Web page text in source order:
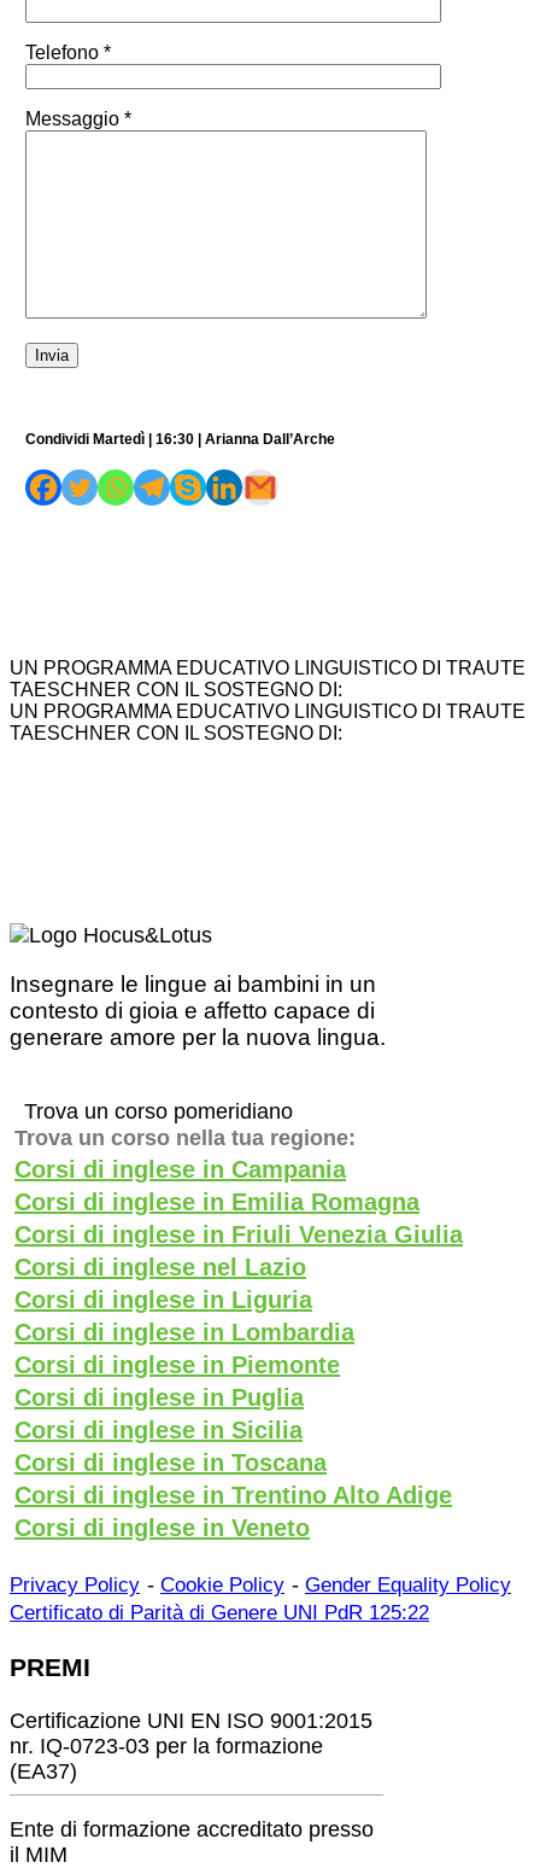
Telefono *
Messaggio *
Condividi Martedì | 16:30 | Arianna Dall’Arche
UN PROGRAMMA EDUCATIVO LINGUISTICO DI TRAUTE
TAESCHNER CON IL SOSTEGNO DI:
UN PROGRAMMA EDUCATIVO LINGUISTICO DI TRAUTE
TAESCHNER CON IL SOSTEGNO DI:
Insegnare le lingue ai bambini in un
contesto di gioia e affetto capace di
generare amore per la nuova lingua.
Trova un corso pomeridiano
Trova un corso nella tua regione:
Corsi di inglese in Campania
Corsi di inglese in Emilia Romagna
Corsi di inglese in Friuli Venezia Giulia
Corsi di inglese nel Lazio
Corsi di inglese in Liguria
Corsi di inglese in Lombardia
Corsi di inglese in Piemonte
Corsi di inglese in Puglia
Corsi di inglese in Sicilia
Corsi di inglese in Toscana
Corsi di inglese in Trentino Alto Adige
Corsi di inglese in Veneto
Privacy Policy - Cookie Policy - Gender Equality Policy
Certificato di Parità di Genere UNI PdR 125:22
PREMI
Certificazione UNI EN ISO 9001:2015
nr. IQ-0723-03 per la formazione
(EA37)
Ente di formazione accreditato presso
il MIM